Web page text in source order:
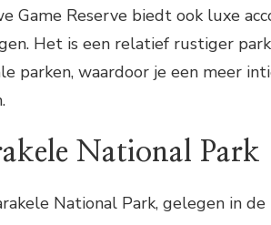
Game Reserve biedt ook luxe
Het is een relatief rustiger
parken, waardoor je een meer
National Park
National Park, gelegen in